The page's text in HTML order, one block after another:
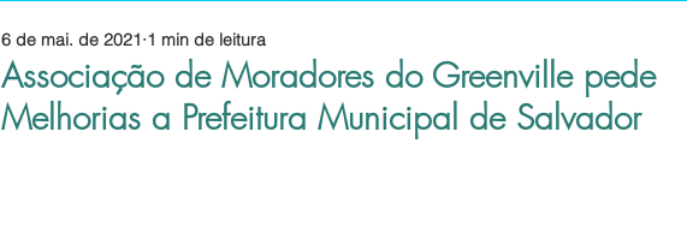
Associação de Moradores do Greenville pede
Melhorias a Prefeitura Municipal de Salvador
6 de mai. de 2021 1 min de leitura